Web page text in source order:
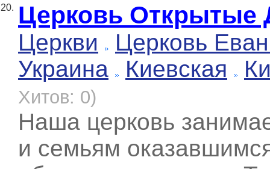
20. Церковь Открытые
Церкви
Церковь
Украина
Киевская
Хитов: 0)
Наша церковь
и семьям